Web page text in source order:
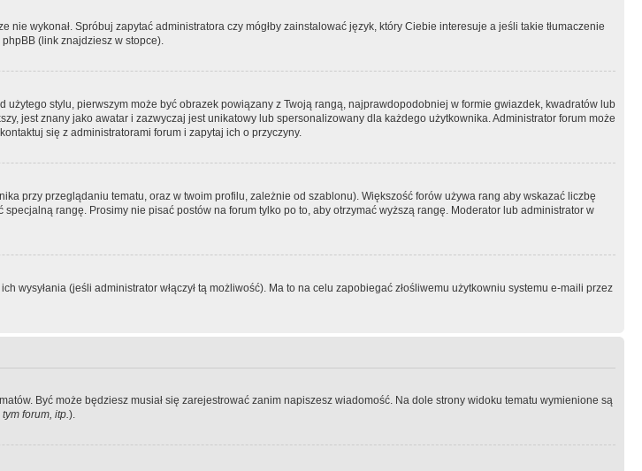
wykonał. Spróbuj zapytać administratora czy mógłby zainstalować język, który Ciebie interesuje a jeśli takie tłumaczenie
(link znajdziesz w stopce).
stylu, pierwszym może być obrazek powiązany z Twoją rangą, najprawdopodobniej w formie gwiazdek, kwadratów lub
jest znany jako awatar i zazwyczaj jest unikatowy lub spersonalizowany dla każdego użytkownika. Administrator forum może
się z administratorami forum i zapytaj ich o przyczyny.
przy przeglądaniu tematu, oraz w twoim profilu, zależnie od szablonu). Większość forów używa rang aby wskazać liczbę
rangę. Prosimy nie pisać postów na forum tylko po to, aby otrzymać wyższą rangę. Moderator lub administrator w
(jeśli administrator włączył tą możliwość). Ma to na celu zapobiegać złośliwemu użytkowniu systemu e-maili przez
Być może będziesz musiał się zarejestrować zanim napiszesz wiadomość. Na dole strony widoku tematu wymienione są
forum, itp.).